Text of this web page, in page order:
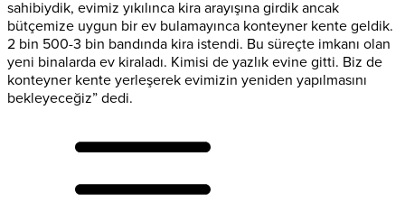
sahibiydik, evimiz yıkılınca kira arayışına girdik ancak
bütçemize uygun bir ev bulamayınca konteyner kente geldik.
2 bin 500-3 bin bandında kira istendi. Bu süreçte imkanı olan
yeni binalarda ev kiraladı. Kimisi de yazlık evine gitti. Biz de
konteyner kente yerleşerek evimizin yeniden yapılmasını
bekleyeceğiz” dedi.